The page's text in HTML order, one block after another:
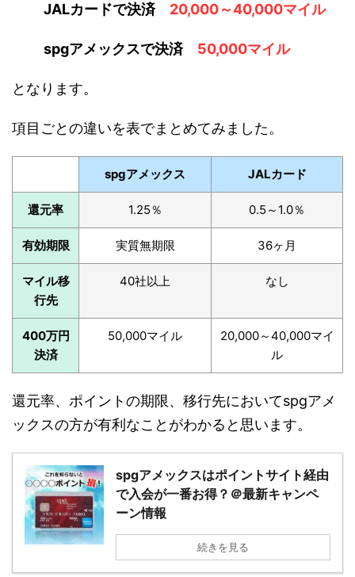
JALカードで決済 20,000～40,000マイル
spgアメックスで決済 50,000マイル
となります。
項目ごとの違いを表でまとめてみました。
spgアメックス JALカード
還元率 1.25％ 0.5～1.0％
有効期限 実質無期限 36ヶ月
マイル移
行先
40社以上 なし
400万円
決済
50,000マイル
20,000～40,000マイ
ル
還元率、ポイントの期限、移行先においてspgアメ
ックスの方が有利なことがわかると思います。
spgアメックスはポイントサイト経由
で入会が一番お得？＠最新キャンペ
ーン情報
続きを見る